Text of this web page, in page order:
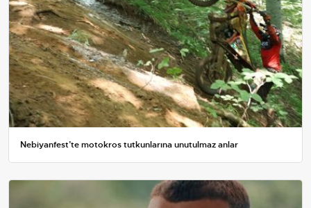
Nebiyanfest’te motokros tutkunlarına unutulmaz anlar